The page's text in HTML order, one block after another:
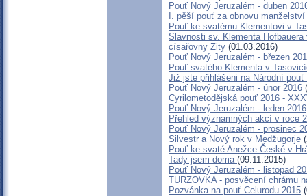
Pouť Nový Jeruzalém - duben
I. pěší pouť za obnovu
Pouť ke svatému Klementovi v
Slavnosti sv. Klementa
císařovny Zity (01.03.2016)
Pouť Nový Jeruzalém - březen
Pouť svatého Klementa v
Již jste přihlášeni na Národní pouť
Pouť Nový Jeruzalém - únor 2016
Cyrilometodějská pouť 2016 -
Pouť Nový Jeruzalém - leden 2016
Přehled významných akcí v roce
Pouť Nový Jeruzalém - prosinec
Silvestr a Nový rok v Medžugorje
Pouť ke svaté Anežce České v
Tady jsem doma (09.11.2015)
Pouť Nový Jeruzalém - listopad
TURZOVKA - posvěcení chrámu
Pozvánka na pouť Celurodu 2015